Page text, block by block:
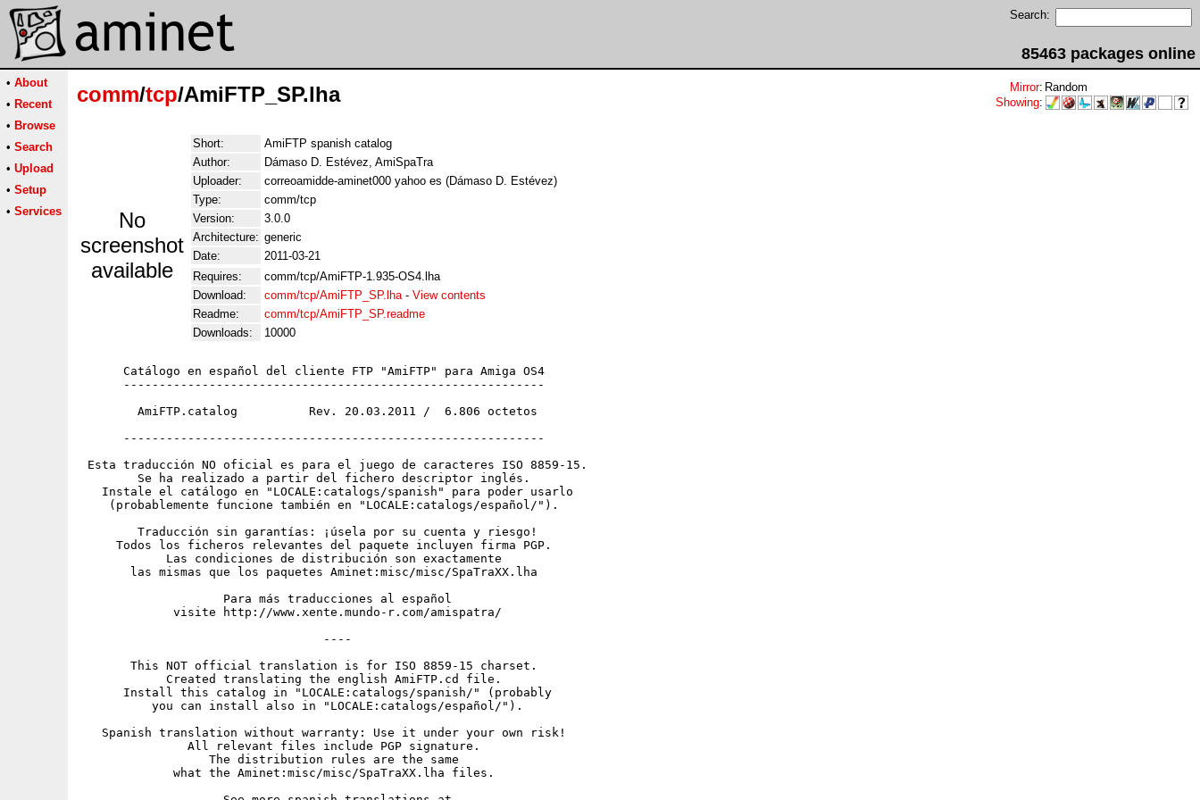
Search:
85463 packages online
• About
• Recent
• Browse
• Search
• Upload
• Setup
• Services
comm/tcp/AmiFTP_SP.lha Mirror: Random
Showing:
No
screenshot
available
Short:
AmiFTP spanish catalog
Author:
Dámaso D. Estévez, AmiSpaTra
Uploader:
correoamidde-aminet000 yahoo es (Dámaso D. Estévez)
Type:
comm/tcp
Version:
3.0.0
Architecture: generic
Date:
2011-03-21
Requires:
comm/tcp/AmiFTP-1.935-OS4.lha
Download:
comm/tcp/AmiFTP_SP.lha- View contents
Readme:
comm/tcp/AmiFTP_SP.readme
Downloads:
10000
      Catálogo en español del cliente FTP "AmiFTP" para Amiga OS4
      -----------------------------------------------------------
        AmiFTP.catalog          Rev. 20.03.2011 /  6.806 octetos
      -----------------------------------------------------------
Esta traducción NO oficial es para el juego de caracteres ISO 8859-15.
        Se ha realizado a partir del fichero descriptor inglés.
   Instale el catálogo en "LOCALE:catalogs/spanish" para poder usarlo
    (probablemente funcione también en "LOCALE:catalogs/español/").
        Traducción sin garantías: ¡úsela por su cuenta y riesgo!
     Todos los ficheros relevantes del paquete incluyen firma PGP.
            Las condiciones de distribución son exactamente
       las mismas que los paquetes Aminet:misc/misc/SpaTraXX.lha
                    Para más traducciones al español
             visite http://www.xente.mundo-r.com/amispatra/
                                  ----
       This NOT official translation is for ISO 8859-15 charset.
            Created translating the english AmiFTP.cd file.
      Install this catalog in "LOCALE:catalogs/spanish/" (probably
          you can install also in "LOCALE:catalogs/español/").
   Spanish translation without warranty: Use it under your own risk!
               All relevant files include PGP signature.
                  The distribution rules are the same
             what the Aminet:misc/misc/SpaTraXX.lha files.